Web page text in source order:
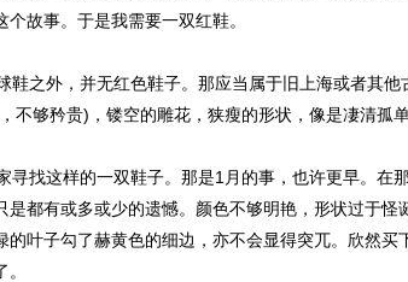
故事。于是我需要一双红鞋。
之外，并无红色鞋子。那应当属于旧上海或者其
不够矜贵)，镂空的雕花，狭瘦的形状，像是凄清孤单
找这样的一双鞋子。那是1月的事，也许更早。在
是都有或多或少的遗憾。颜色不够明艳，形状过于
的叶子勾了赫黄色的细边，亦不会显得突兀。欣然